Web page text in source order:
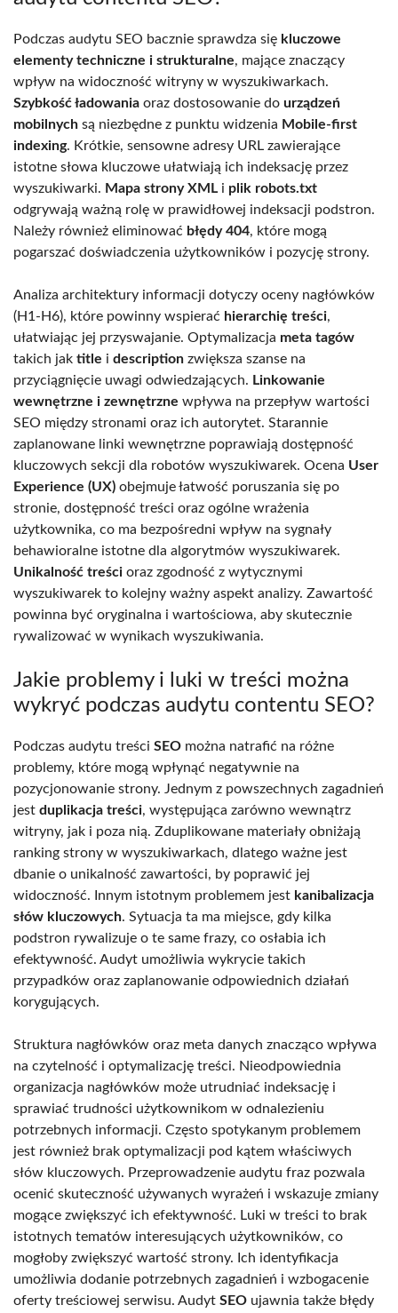
Podczas audytu SEO bacznie sprawdza się kluczowe
elementy techniczne i strukturalne, mające znaczący
wpływ na widoczność witryny w wyszukiwarkach.
Szybkość ładowania oraz dostosowanie do urządzeń
mobilnych są niezbędne z punktu widzenia Mobile-first
indexing. Krótkie, sensowne adresy URL zawierające
istotne słowa kluczowe ułatwiają ich indeksację przez
wyszukiwarki. Mapa strony XML i plik robots.txt
odgrywają ważną rolę w prawidłowej indeksacji podstron.
Należy również eliminować błędy 404, które mogą
pogarszać doświadczenia użytkowników i pozycję strony.
Analiza architektury informacji dotyczy oceny nagłówków
(H1-H6), które powinny wspierać hierarchię treści,
ułatwiając jej przyswajanie. Optymalizacja meta tagów
takich jak title i description zwiększa szanse na
przyciągnięcie uwagi odwiedzających. Linkowanie
wewnętrzne i zewnętrzne wpływa na przepływ wartości
SEO między stronami oraz ich autorytet. Starannie
zaplanowane linki wewnętrzne poprawiają dostępność
kluczowych sekcji dla robotów wyszukiwarek. Ocena User
Experience (UX) obejmuje łatwość poruszania się po
stronie, dostępność treści oraz ogólne wrażenia
użytkownika, co ma bezpośredni wpływ na sygnały
behawioralne istotne dla algorytmów wyszukiwarek.
Unikalność treści oraz zgodność z wytycznymi
wyszukiwarek to kolejny ważny aspekt analizy. Zawartość
powinna być oryginalna i wartościowa, aby skutecznie
rywalizować w wynikach wyszukiwania.
Jakie problemy i luki w treści można
wykryć podczas audytu contentu SEO?
Podczas audytu treści SEO można natrafić na różne
problemy, które mogą wpłynąć negatywnie na
pozycjonowanie strony. Jednym z powszechnych zagadnień
jest duplikacja treści, występująca zarówno wewnątrz
witryny, jak i poza nią. Zduplikowane materiały obniżają
ranking strony w wyszukiwarkach, dlatego ważne jest
dbanie o unikalność zawartości, by poprawić jej
widoczność. Innym istotnym problemem jest kanibalizacja
słów kluczowych. Sytuacja ta ma miejsce, gdy kilka
podstron rywalizuje o te same frazy, co osłabia ich
efektywność. Audyt umożliwia wykrycie takich
przypadków oraz zaplanowanie odpowiednich działań
korygujących.
Struktura nagłówków oraz meta danych znacząco wpływa
na czytelność i optymalizację treści. Nieodpowiednia
organizacja nagłówków może utrudniać indeksację i
sprawiać trudności użytkownikom w odnalezieniu
potrzebnych informacji. Często spotykanym problemem
jest również brak optymalizacji pod kątem właściwych
słów kluczowych. Przeprowadzenie audytu fraz pozwala
ocenić skuteczność używanych wyrażeń i wskazuje zmiany
mogące zwiększyć ich efektywność. Luki w treści to brak
istotnych tematów interesujących użytkowników, co
mogłoby zwiększyć wartość strony. Ich identyfikacja
umożliwia dodanie potrzebnych zagadnień i wzbogacenie
oferty treściowej serwisu. Audyt SEO ujawnia także błędy